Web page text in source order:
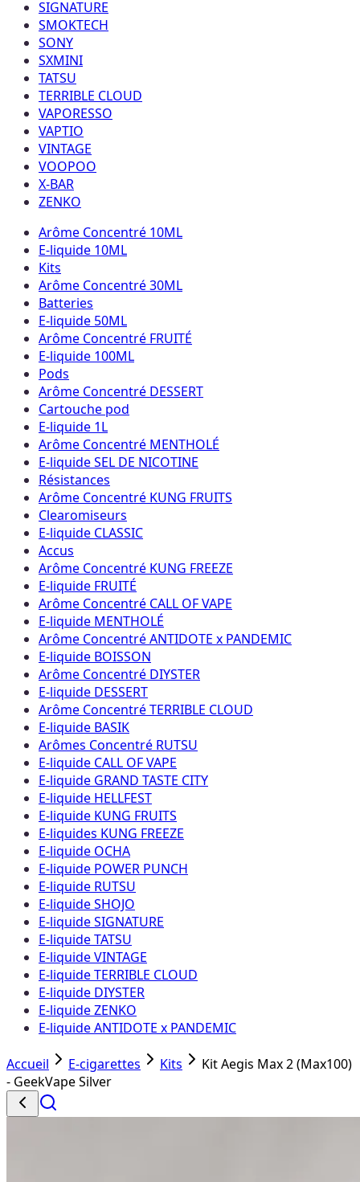
SIGNATURE
SMOKTECH
SONY
SXMINI
TATSU
TERRIBLE CLOUD
VAPORESSO
VAPTIO
VINTAGE
VOOPOO
X-BAR
ZENKO
Arôme Concentré 10ML
E-liquide 10ML
Kits
Arôme Concentré 30ML
Batteries
E-liquide 50ML
Arôme Concentré FRUITÉ
E-liquide 100ML
Pods
Arôme Concentré DESSERT
Cartouche pod
E-liquide 1L
Arôme Concentré MENTHOLÉ
E-liquide SEL DE NICOTINE
Résistances
Arôme Concentré KUNG FRUITS
Clearomiseurs
E-liquide CLASSIC
Accus
Arôme Concentré KUNG FREEZE
E-liquide FRUITÉ
Arôme Concentré CALL OF VAPE
E-liquide MENTHOLÉ
Arôme Concentré ANTIDOTE x PANDEMIC
E-liquide BOISSON
Arôme Concentré DIYSTER
E-liquide DESSERT
Arôme Concentré TERRIBLE CLOUD
E-liquide BASIK
Arômes Concentré RUTSU
E-liquide CALL OF VAPE
E-liquide GRAND TASTE CITY
E-liquide HELLFEST
E-liquide KUNG FRUITS
E-liquides KUNG FREEZE
E-liquide OCHA
E-liquide POWER PUNCH
E-liquide RUTSU
E-liquide SHOJO
E-liquide SIGNATURE
E-liquide TATSU
E-liquide VINTAGE
E-liquide TERRIBLE CLOUD
E-liquide DIYSTER
E-liquide ZENKO
E-liquide ANTIDOTE x PANDEMIC
Accueil E-cigarettes Kits
Kit Aegis Max 2 (Max100)
- GeekVape Silver